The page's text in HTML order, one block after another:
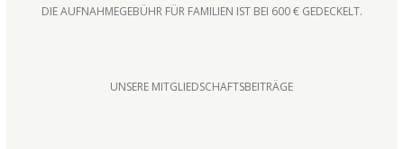
DIE AUFNAHMEGEBÜHR FÜR FAMILIEN IST BEI 600 € GEDECKELT.
UNSERE MITGLIEDSCHAFTSBEITRÄGE